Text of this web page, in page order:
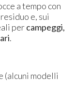
a tempo con
e, sui
percampeggi,
.
(alcuni modelli